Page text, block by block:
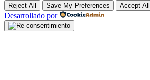
Reject All Save My Preferences Accept All
Desarrollado por